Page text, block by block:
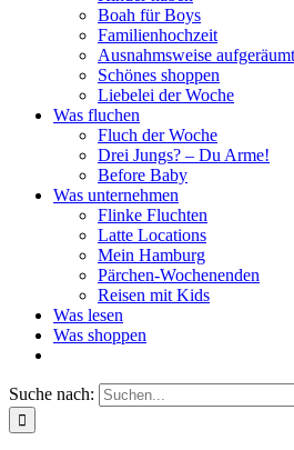
Boah für Boys
Familienhochzeit
Ausnahmsweise aufgeräumt
Schönes shoppen
Liebelei der Woche
Was fluchen
Fluch der Woche
Drei Jungs? – Du Arme!
Before Baby
Was unternehmen
Flinke Fluchten
Latte Locations
Mein Hamburg
Pärchen-Wochenenden
Reisen mit Kids
Was lesen
Was shoppen
Suche nach: